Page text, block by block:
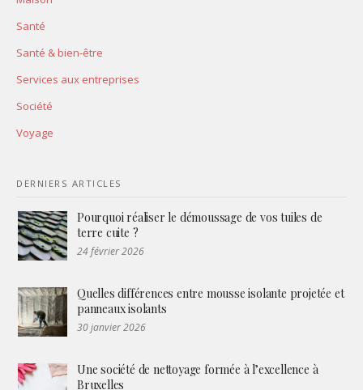
Santé
Santé & bien-être
Services aux entreprises
Société
Voyage
DERNIERS ARTICLES
Pourquoi réaliser le démoussage de vos tuiles de
terre cuite ?
24 février 2026
Quelles différences entre mousse isolante projetée et
panneaux isolants
30 janvier 2026
Une société de nettoyage formée à l’excellence à
Bruxelles